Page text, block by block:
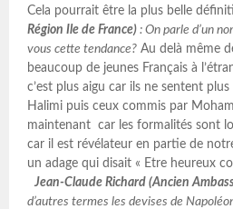
Cela pourrait être la plus belle
Région Ile de France) : On parle d’un
vous cette tendance? Au delà même
beaucoup de jeunes Français à
c’est plus aigu car ils ne sentent
Halimi puis ceux commis par
maintenant car les formalités sont
car il est révélateur en partie de
un adage qui disait « Etre heureux
Jean-Claude Richard (Ancien
d’autres termes les devises de